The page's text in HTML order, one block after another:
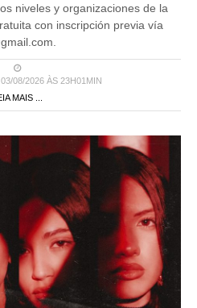
niveles y organizaciones de la
con inscripción previa vía
08/2026 ÀS 23H01MIN
MAIS ...